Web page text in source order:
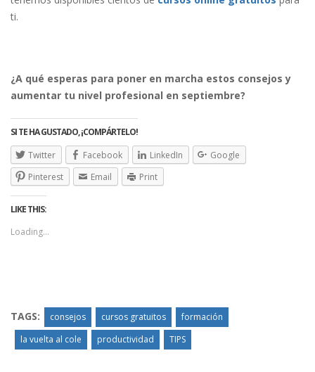
ti.
¿A qué esperas para poner en marcha estos consejos y
aumentar tu nivel profesional en septiembre?
SI TE HA GUSTADO, ¡COMPÁRTELO!
Twitter
Facebook LinkedIn
Google
Pinterest
Email Print
LIKE THIS:
Loading...
TAGS: consejos cursos gratuitos
formación
la vuelta al cole
productividad TIPS